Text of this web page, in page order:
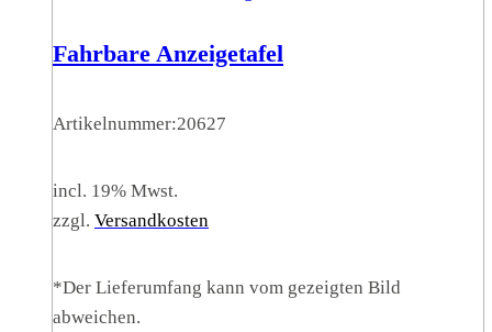
Fahrbare Anzeigetafel
Artikelnummer:20627
incl. 19% Mwst.
zzgl. Versandkosten
*Der Lieferumfang kann vom gezeigten Bild
abweichen.